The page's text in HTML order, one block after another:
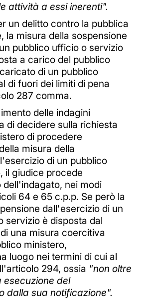
attività a essi inerenti".
un delitto contro la pubblica
la misura della sospensione
pubblico ufficio o servizio
a carico del pubblico
di un pubblico
di fuori dei limiti di pena
287 comma.
delle indagini
di decidere sulla richiesta
di procedere
misura della
di un pubblico
il giudice procede
nei modi
64 e 65 c.p.p. Se però la
dall'esercizio di un
servizio è disposta dal
una misura coercitiva
ministero,
luogo nei termini di cui al
294, ossia "non oltre
del
dalla sua notificazione".